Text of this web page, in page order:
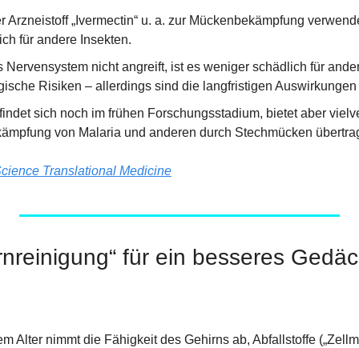
Arzneistoff „Ivermectin“ u. a. zur Mückenbekämpfung
für andere Insekten.
Nervensystem nicht angreift, ist es weniger schädlich für
Risiken – allerdings sind die langfristigen Auswirkungen
sich noch im frühen Forschungsstadium, bietet aber
von Malaria und anderen durch Stechmücken
Translational Medicine
für ein besseres
Alter nimmt die Fähigkeit des Gehirns ab, Abfallstoffe